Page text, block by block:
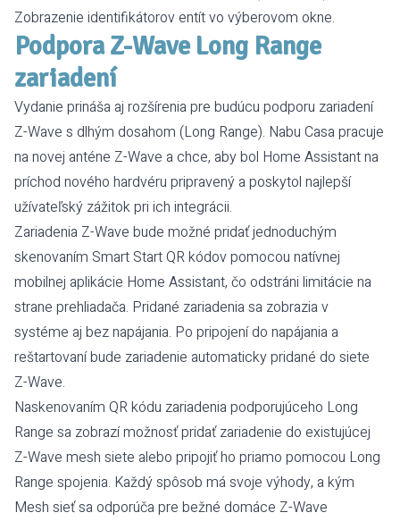
Zobrazenie identifikátorov entít vo výberovom okne.
Podpora Z-Wave Long Range
zariadení
Vydanie prináša aj rozšírenia pre budúcu podporu zariadení
Z-Wave s dlhým dosahom (Long Range). Nabu Casa pracuje
na novej anténe Z-Wave a chce, aby bol Home Assistant na
príchod nového hardvéru pripravený a poskytol najlepší
užívateľský zážitok pri ich integrácii.
Zariadenia Z-Wave bude možné pridať jednoduchým
skenovaním Smart Start QR kódov pomocou natívnej
mobilnej aplikácie Home Assistant, čo odstráni limitácie na
strane prehliadača. Pridané zariadenia sa zobrazia v
systéme aj bez napájania. Po pripojení do napájania a
reštartovaní bude zariadenie automaticky pridané do siete
Z-Wave.
Naskenovaním QR kódu zariadenia podporujúceho Long
Range sa zobrazí možnosť pridať zariadenie do existujúcej
Z-Wave mesh siete alebo pripojiť ho priamo pomocou Long
Range spojenia. Každý spôsob má svoje výhody, a kým
Mesh sieť sa odporúča pre bežné domáce Z-Wave